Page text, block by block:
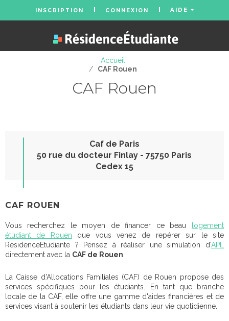
INSCRIPTION CONNEXION AIDE
Accueil
/
CAF Rouen
CAF Rouen
Caf de Paris
50 rue du docteur Finlay - 75750 Paris
Cedex 15
CAF ROUEN
Vous recherchez le moyen de financer ce beau
logement
étudiant de Rouen que vous venez de repérer sur le site
ResidenceEtudiante ? Pensez à réaliser une simulation d’APL
directement avec la CAF de Rouen
La Caisse d'Allocations Familiales (CAF) de Rouen propose des
services spécifiques pour les étudiants. En tant que branche
locale de la CAF, elle offre une gamme d'aides financières et de
services visant à soutenir les étudiants dans leur vie quotidienne.